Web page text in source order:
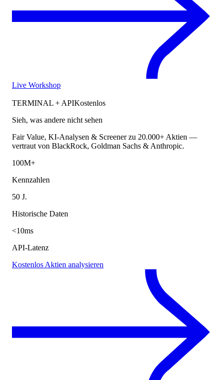
Live Workshop
TERMINAL + APIKostenlos
Sieh, was andere nicht sehen
Fair Value, KI-Analysen & Screener zu 20.000+ Aktien —
vertraut von BlackRock, Goldman Sachs & Anthropic.
100M+
Kennzahlen
50 J.
Historische Daten
<10ms
API-Latenz
Kostenlos Aktien analysieren